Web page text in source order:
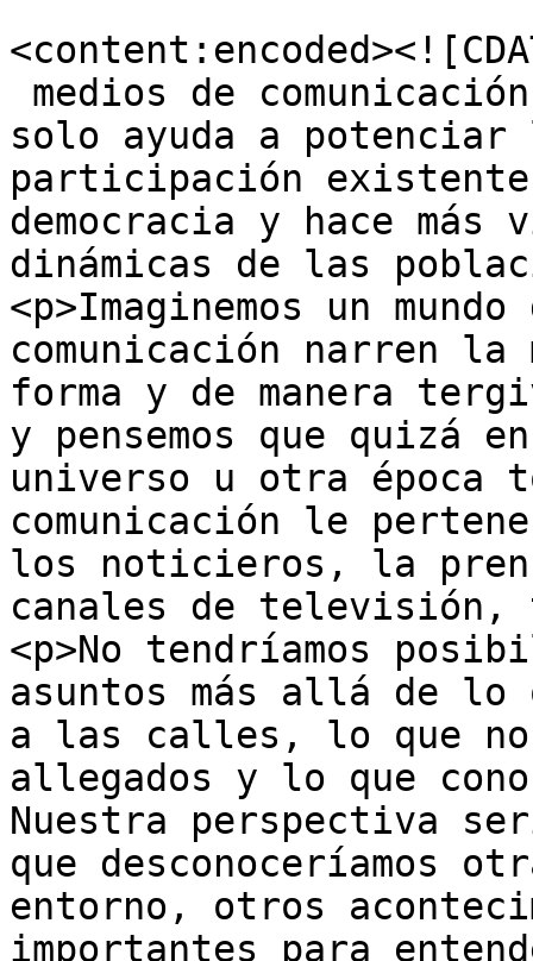
medios de
solo ayuda a potenciar
participación
democracia y hace
dinámicas de las
<p>Imaginemos un
comunicación narren
forma y de manera
y pensemos que quizá
universo u otra época
comunicación le
los noticieros, la
canales de televisión,
<p>No tendríamos
asuntos más allá de
a las calles, lo que
allegados y lo que
Nuestra perspectiva
que desconoceríamos
entorno, otros
importantes para